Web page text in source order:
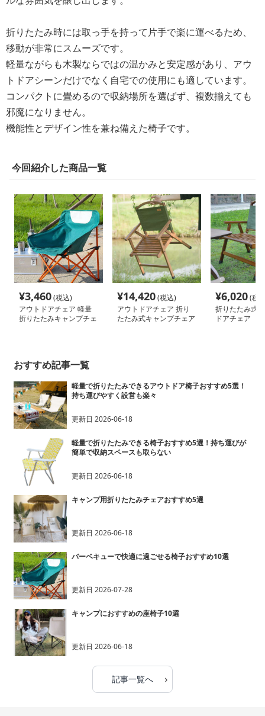
折りたたみ時には取っ手を持って片手で楽に運べるため、
移動が非常にスムーズです。
軽量ながらも木製ならではの温かみと安定感があり、アウ
トドアシーンだけでなく自宅での使用にも適しています。
コンパクトに畳めるので収納場所を選ばず、複数揃えても
邪魔になりません。
機能性とデザイン性を兼ね備えた椅子です。
今回紹介した商品一覧
¥3,460(税込)
アウトドアチェア 軽量
折りたたみキャンプチェ
¥14,420(税込)
アウトドアチェア 折り
たたみ式キャンプチェア
¥6,020(税
折りたたみ式
ドアチェア
おすすめ記事一覧
軽量で折りたたみできるアウトドア椅子おすすめ5選！
持ち運びやすく設営も楽々
更新日 2026-06-18
軽量で折りたたみできる椅子おすすめ5選！持ち運びが
簡単で収納スペースも取らない
更新日 2026-06-18
キャンプ用折りたたみチェアおすすめ5選
更新日 2026-06-18
バーベキューで快適に過ごせる椅子おすすめ10選
更新日 2026-07-28
キャンプにおすすめの座椅子10選
更新日 2026-06-18
記事一覧へ ›